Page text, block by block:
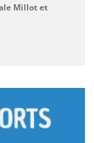
Millot et